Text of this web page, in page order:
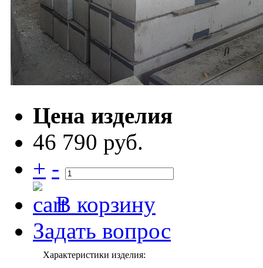
Цена изделия
46 790 руб.
+ -
В корзину
Задать вопрос
Характеристики изделия: